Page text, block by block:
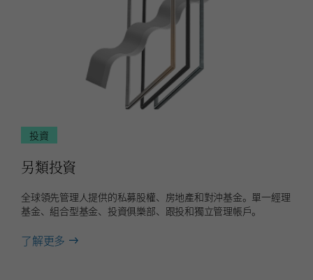
投資
另類投資
全球領先管理人提供的私募股權、房地產和對沖基金。單一經理
基金、組合型基金、投資俱樂部、跟投和獨立管理帳戶。
了解更多 about